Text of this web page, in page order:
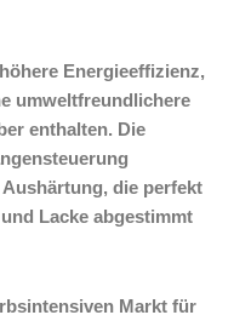
Energieeffizienz,
umweltfreundlichere
enthalten. Die
die perfekt
Lacke abgestimmt
Markt für